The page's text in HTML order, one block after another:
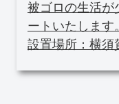
被ゴロの生活が
ートいたします。
設置場所：横須